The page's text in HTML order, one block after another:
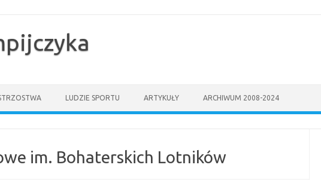
LUDZIE SPORTU ARTYKUŁY ARCHIWUM 2008-2024
im. Bohaterskich Lotników